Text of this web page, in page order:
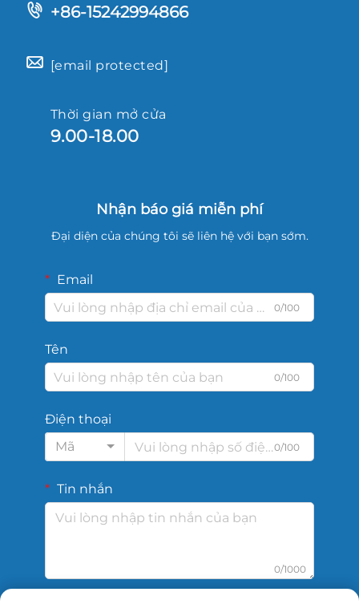
+86-15242994866
[email protected]
Thời gian mở cửa
9.00-18.00
Nhận báo giá miễn phí
Đại diện của chúng tôi sẽ liên hệ với bạn sớm.
Email
0/100
Tên
0/100
Điện thoại
Mã
0/100
Tin nhắn
0/1000